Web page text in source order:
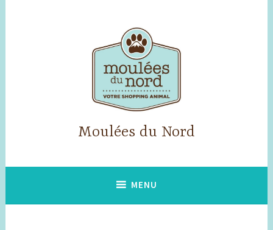
Moulées du Nord
MENU